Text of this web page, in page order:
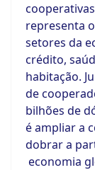
representa
setores da
crédito,
habitação.
de
bilhões de
é ampliar a
dobrar a
economia